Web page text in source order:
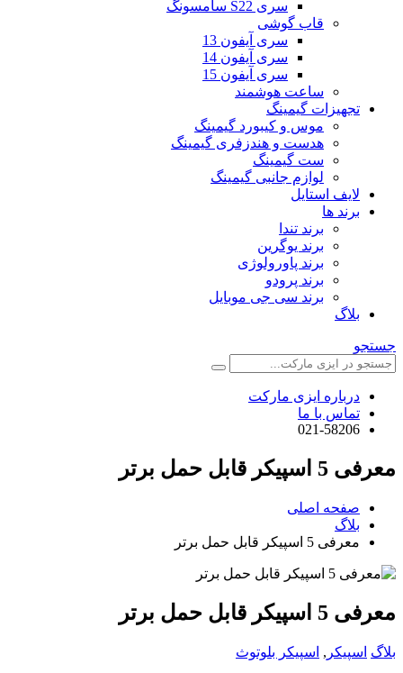
سری S22 سامسونگ
قاب گوشی
سری آیفون 13
سری آیفون 14
سری آیفون 15
ساعت هوشمند
تجهیزات گیمینگ
موس و کیبورد گیمینگ
هدست و هندزفری گیمینگ
ست گیمینگ
لوازم جانبی گیمینگ
لایف استایل
برند ها
برند تندا
برند یوگرین
برند پاورولوژی
برند پرودو
برند سی جی موبایل
بلاگ
جستجو
درباره ایزی مارکت
تماس با ما
021-58206
معرفی 5 اسپیکر قابل حمل برتر
صفحه اصلی
بلاگ
معرفی 5 اسپیکر قابل حمل برتر
معرفی 5 اسپیکر قابل حمل برتر
بلاگ اسپیکر , اسپیکر بلوتوث